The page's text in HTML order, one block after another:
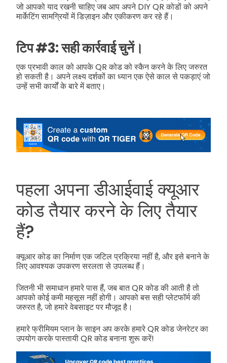
जो आपको याद रखनी चाहिए जब आप अपने DIY QR कोडों को अपने
मार्केटिंग सामग्रियों में डिज़ाइन और एकीकरण कर रहे हैं।
टिप #3: सही कार्रवाई चुनें।
एक प्रभावी काल को आपके QR कोड को स्कैन करने के लिए जरुरत
हो सकती है। अपने लक्ष्य दर्शकों का ध्यान एक ऐसे काल से पकड़ाएं जो
उन्हें सभी कार्यों के बारे में बताए।
पहला अपना डीआईवाई क्यूआर
कोड तैयार करने के लिए तैयार
हैं?
क्यूआर कोड का निर्माण एक जटिल प्रक्रिया नहीं है, और इसे बनाने के
लिए आवश्यक उपकरण सरलता से उपलब्ध हैं।
जितनी भी समाधान हमारे पास हैं, जब बात QR कोड की आती है तो
आपको कोई कमी महसूस नहीं होगी। आपको बस सही प्लेटफॉर्म की
जरुरत है, जो हमारे वेबसाइट पर मौजूद है।
हमारे फ्रीमियम प्लान के साइन अप करके हमारे QR कोड जेनरेटर का
उपयोग करके पास्तायी QR कोड बनाना शुरू करें!